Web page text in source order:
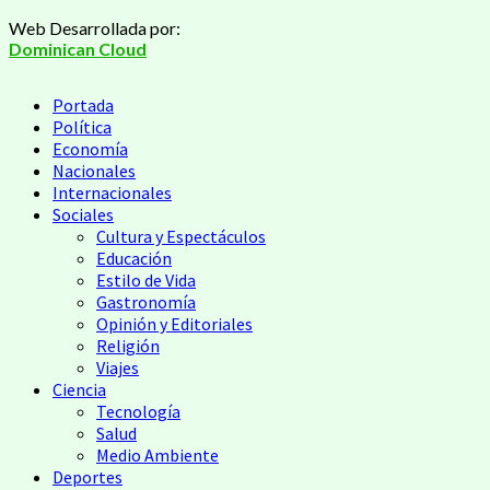
Saltar
al
Web Desarrollada por:
Dominican Cloud
Menú
principal
Portada
Política
Economía
Nacionales
Internacionales
Sociales
Cultura y Espectáculos
Educación
Estilo de Vida
Gastronomía
Opinión y Editoriales
Religión
Viajes
Ciencia
Tecnología
Salud
Medio Ambiente
Deportes